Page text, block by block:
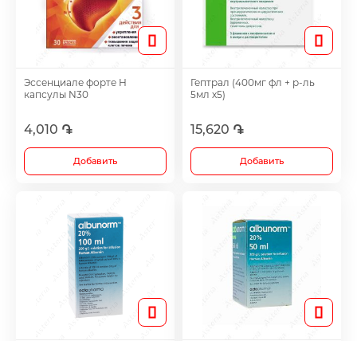
Эссенциале форте Н
капсулы N30
4,010 ֏
Добавить
Гептрал (400мг фл + р-ль
5мл х5)
15,620 ֏
Добавить